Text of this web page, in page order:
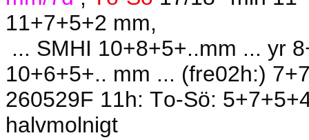
11+7+5+2 mm,
... SMHI 10+8+5+..mm ... yr
10+6+5+.. mm ... (fre02h:)
260529F 11h: To-Sö:
halvmolnigt